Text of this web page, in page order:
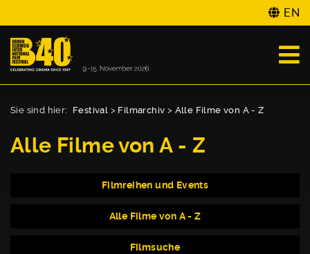
EN
Sie sind hier: Festival > Filmarchiv > Alle Filme von A - Z
Alle Filme von A - Z
Filmreihen und Events
Alle Filme von A - Z
Filmsuche